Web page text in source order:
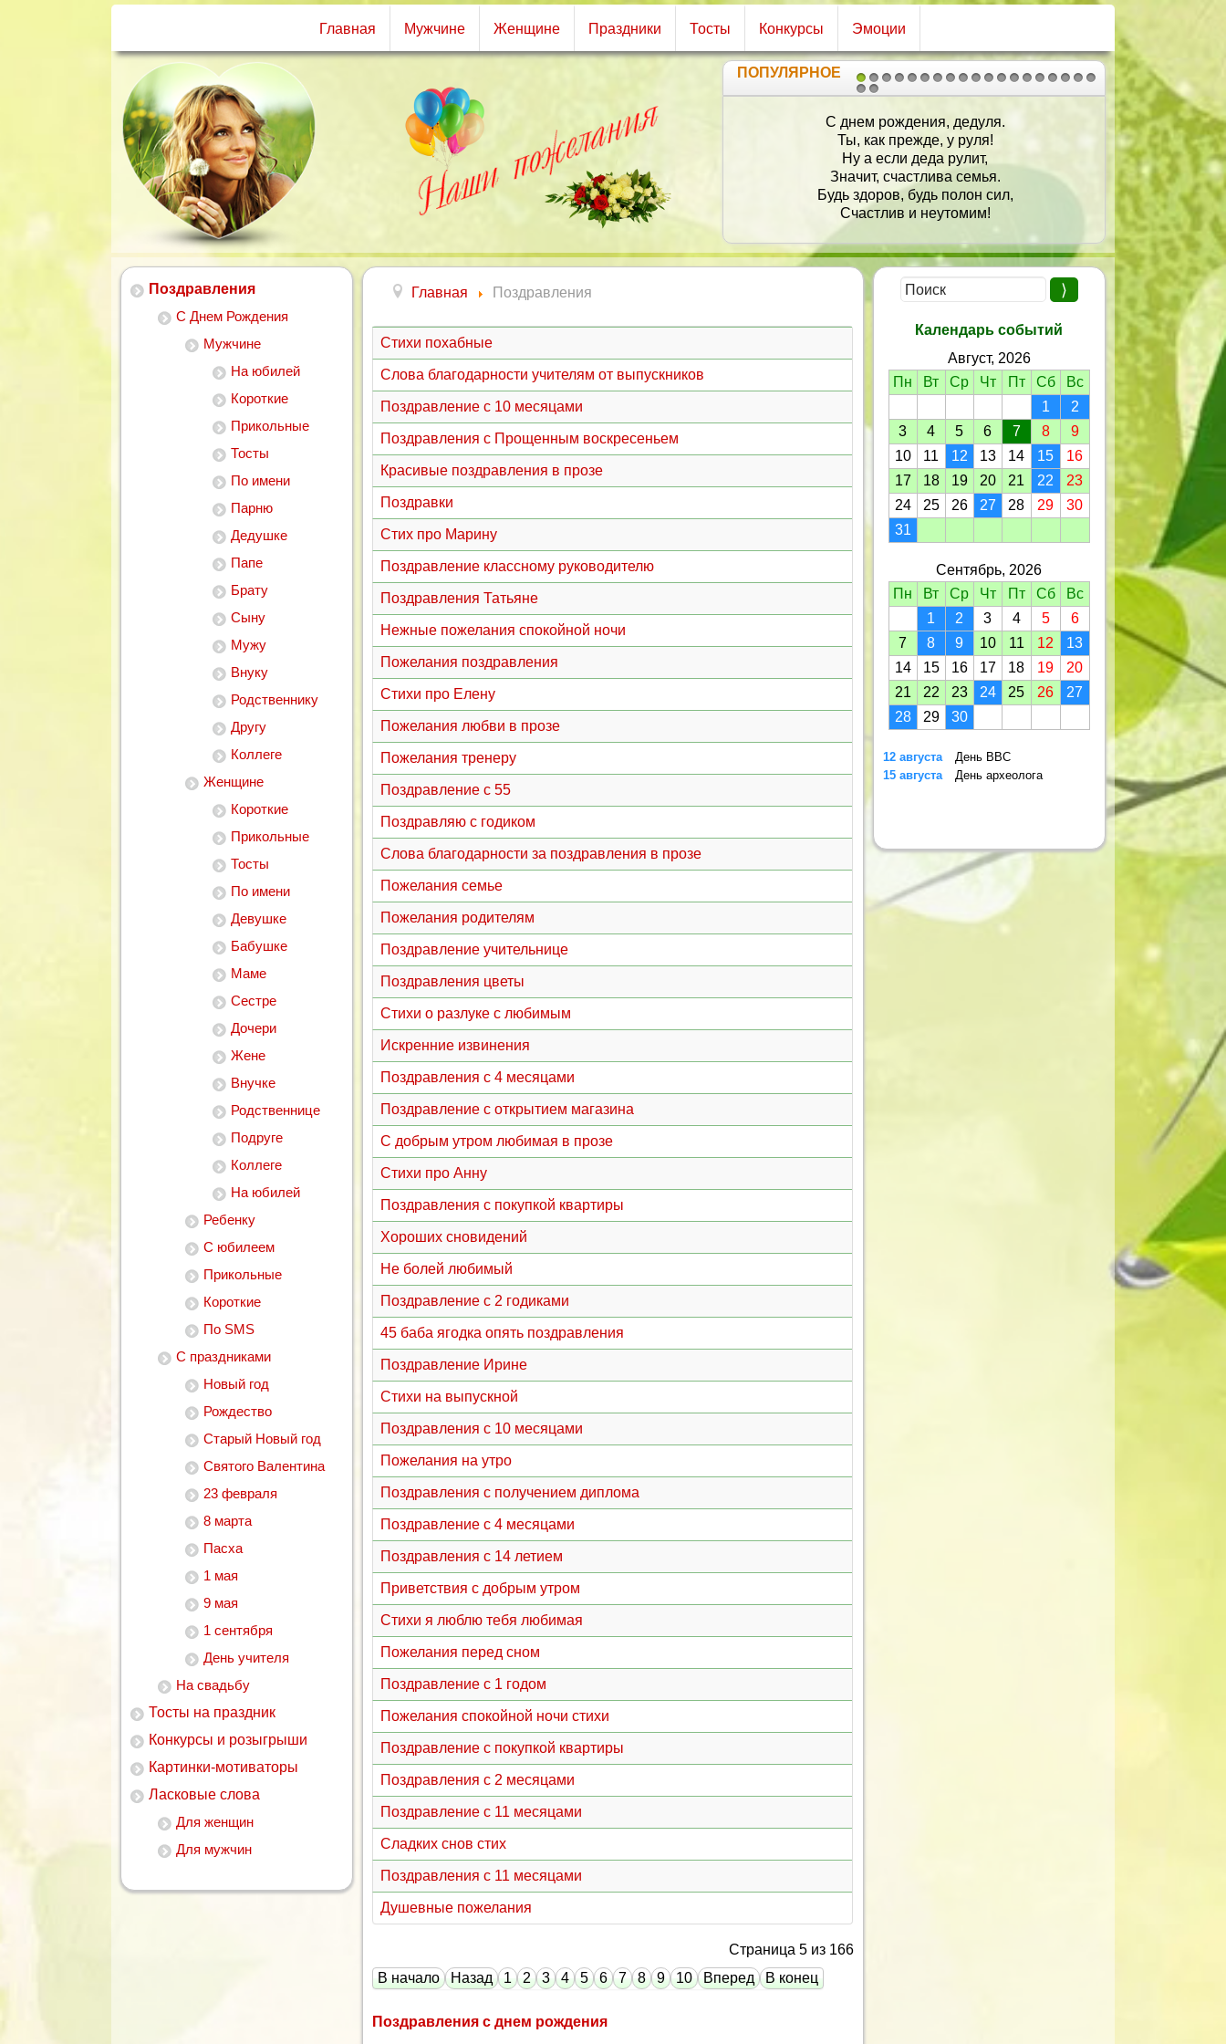
Главная Мужчине Женщине Праздники Тосты Конкурсы Эмоции
1 2
2021
ПОПУЛЯРНОЕ
С днем рождения, дедуля.
Ты, как прежде, у руля!
Ну а если деда рулит,
Значит, счастлива семья.
Будь здоров, будь полон сил,
Счастлив и неутомим!
Поздравления
С Днем Рождения
Мужчине
На юбилей
Короткие
Прикольные
Тосты
По имени
Парню
Дедушке
Папе
Брату
Сыну
Мужу
Внуку
Родственнику
Другу
Коллеге
Женщине
Короткие
Прикольные
Тосты
По имени
Девушке
Бабушке
Маме
Сестре
Дочери
Жене
Внучке
Родственнице
Подруге
Коллеге
На юбилей
Ребенку
С юбилеем
Прикольные
Короткие
По SMS
С праздниками
Новый год
Рождество
Старый Новый год
Святого Валентина
23 февраля
8 марта
Пасха
1 мая
9 мая
1 сентября
День учителя
На свадьбу
Тосты на праздник
Конкурсы и розыгрыши
Картинки-мотиваторы
Ласковые слова
Для женщин
Для мужчин
Главная Поздравления
Стихи похабные
Слова благодарности учителям от выпускников
Поздравление с 10 месяцами
Поздравления с Прощенным воскресеньем
Красивые поздравления в прозе
Поздравки
Стих про Марину
Поздравление классному руководителю
Поздравления Татьяне
Нежные пожелания спокойной ночи
Пожелания поздравления
Стихи про Елену
Пожелания любви в прозе
Пожелания тренеру
Поздравление с 55
Поздравляю с годиком
Слова благодарности за поздравления в прозе
Пожелания семье
Пожелания родителям
Поздравление учительнице
Поздравления цветы
Стихи о разлуке с любимым
Искренние извинения
Поздравления с 4 месяцами
Поздравление с открытием магазина
С добрым утром любимая в прозе
Стихи про Анну
Поздравления с покупкой квартиры
Хороших сновидений
Не болей любимый
Поздравление с 2 годиками
45 баба ягодка опять поздравления
Поздравление Ирине
Стихи на выпускной
Поздравления с 10 месяцами
Пожелания на утро
Поздравления с получением диплома
Поздравление с 4 месяцами
Поздравления с 14 летием
Приветствия с добрым утром
Стихи я люблю тебя любимая
Пожелания перед сном
Поздравление с 1 годом
Пожелания спокойной ночи стихи
Поздравление с покупкой квартиры
Поздравления с 2 месяцами
Поздравление с 11 месяцами
Сладких снов стих
Поздравления с 11 месяцами
Душевные пожелания
Страница 5 из 166
В начало
Назад 1 2 3 4 5 6 7 8 9 10 Вперед В конец
Поздравления с днем рождения
Календарь событий
Август, 2026
Пн
Вт Ср Чт Пт Сб
Вс
1
2
3
4 5 6 7 8
9
10
11 12 13 14 15
16
17
18 19 20 21 22
23
24
25 26 27 28 29
30
31
Сентябрь, 2026
Пн
Вт Ср Чт Пт Сб
Вс
1
2 3 4 5
6
7
8 9 10 11 12
13
14
15 16 17 18 19
20
21
22 23 24 25 26
27
28
29 30
12 августа
День ВВС
15 августа
День археолога